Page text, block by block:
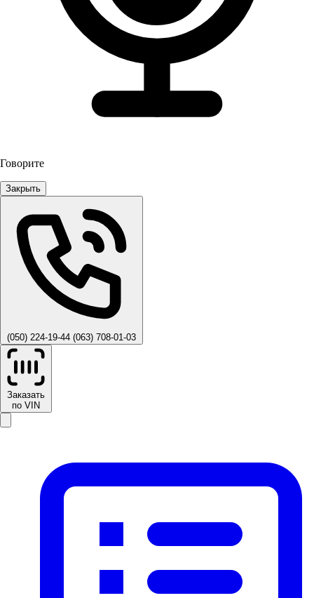
Говорите
Закрыть
(050) 224-19-44 (063) 708-01-03
Заказать
по VIN